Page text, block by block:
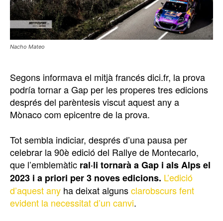
Nacho Mateo
Segons informava el mitjà francés dici.fr, la prova
podría tornar a Gap per les properes tres edicions
després del parèntesis viscut aquest any a
Mònaco com epicentre de la prova.
Tot sembla indiciar, després d’una pausa per
celebrar la 90è edició del Rallye de Montecarlo,
que l’emblemàtic ral·li tornarà a Gap i als Alps el
2023 i a priori per 3 noves edicions. L’edició
d’aquest any ha deixat algunsclarobscurs fent
evident la necessitat d’un canvi.